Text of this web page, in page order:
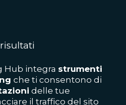
Hub integra strumenti
che ti consentono di
delle tue
il traffico del sito